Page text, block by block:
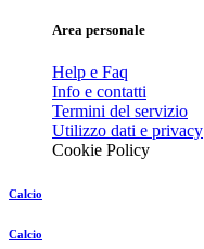
Area personale
Help e Faq
Info e contatti
Termini del servizio
Utilizzo dati e privacy
Cookie Policy
Calcio
Calcio